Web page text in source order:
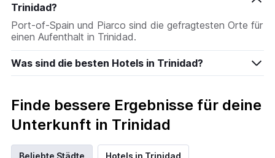
Trinidad?
Port-of-Spain und Piarco sind die gefragtesten Orte für
einen Aufenthalt in Trinidad.
Was sind die besten Hotels in Trinidad?
Finde bessere Ergebnisse für deine
Unterkunft in Trinidad